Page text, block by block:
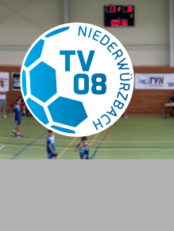
to
content
TV 08
Abteilung Handball